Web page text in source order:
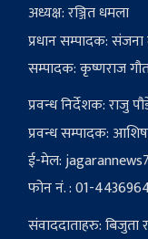
अध्यक्ष: रञ्जित धमला
प्रधान सम्पादक:
सम्पादक: कृष्णराज
प्रवन्ध निर्देशक: राजु
प्रवन्ध सम्पादक:
ई-मेल:
फोन नं. : 01-
संवाददाताहरु: बिजुता